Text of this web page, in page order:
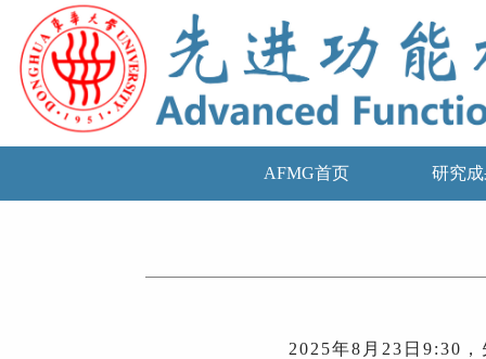
AFMG首页 研究
2025年8月23日9:30